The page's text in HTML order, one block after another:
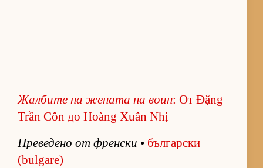
Жал­бите на же­ната на воин: От Đặng
Trần Côn до Hoàng Xuân Nhị
Пре­ве­дено от френ­ски • бъл­гар­ски
(bulgare)